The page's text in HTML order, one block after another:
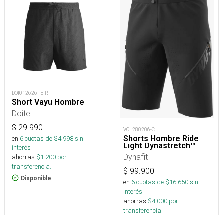
DOI012626FE-R
Short Vayu Hombre
Doite
$ 29.990
en 6cuotas de $4.998sin
interés
ahorras $1.200 por
transferencia.
Disponible
VOL280206-C
Shorts Hombre Ride
Light Dynastretch™
Dynafit
$ 99.900
en 6cuotas de $16.650sin
interés
ahorras $4.000 por
transferencia.